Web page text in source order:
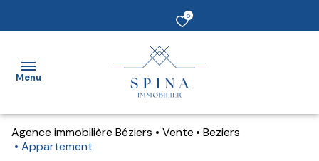
0
Menu
Accueil
Agence immobilière Béziers Vente
Beziers
Appartement